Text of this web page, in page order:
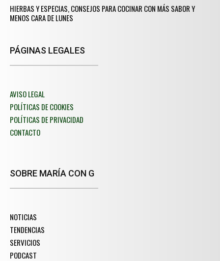
HIERBAS Y ESPECIAS, CONSEJOS PARA COCINAR CON MÁS SABOR Y
MENOS CARA DE LUNES
PÁGINAS LEGALES
AVISO LEGAL
POLÍTICAS DE COOKIES
POLÍTICAS DE PRIVACIDAD
CONTACTO
SOBRE MARÍA CON G
NOTICIAS
TENDENCIAS
SERVICIOS
PODCAST